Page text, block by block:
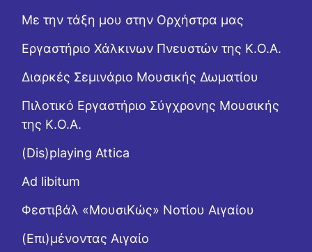
Με την τάξη μου στην Ορχήστρα μας
Εργαστήριo Χάλκινων Πνευστών της Κ.Ο.Α.
Διαρκές Σεμινάριο Μουσικής Δωματίου
Πιλοτικό Εργαστήριο Σύγχρονης Μουσικής
της Κ.Ο.Α.
(Dis)playing Attica
Ad libitum
Φεστιβάλ «ΜουσιΚώς» Νοτίου Αιγαίου
(Επι)μένοντας Αιγαίο